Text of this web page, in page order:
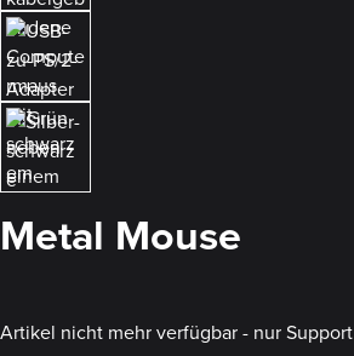
Metal Mouse
Artikel nicht mehr verfügbar - nur Support